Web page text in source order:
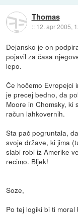
Thomas
:: 12. apr 2005,
Dejansko je on
pojavil za časa
lepo.
Če hočemo Evropejci
je precej bedno, da
Moore in Chomsky, ki
račun lahkovernih.
Sta pač pogruntala,
svoje države, ki jima
slabi robi iz Amerike
recimo. Bljek!
Soze,
Po tej logiki bi ti moral